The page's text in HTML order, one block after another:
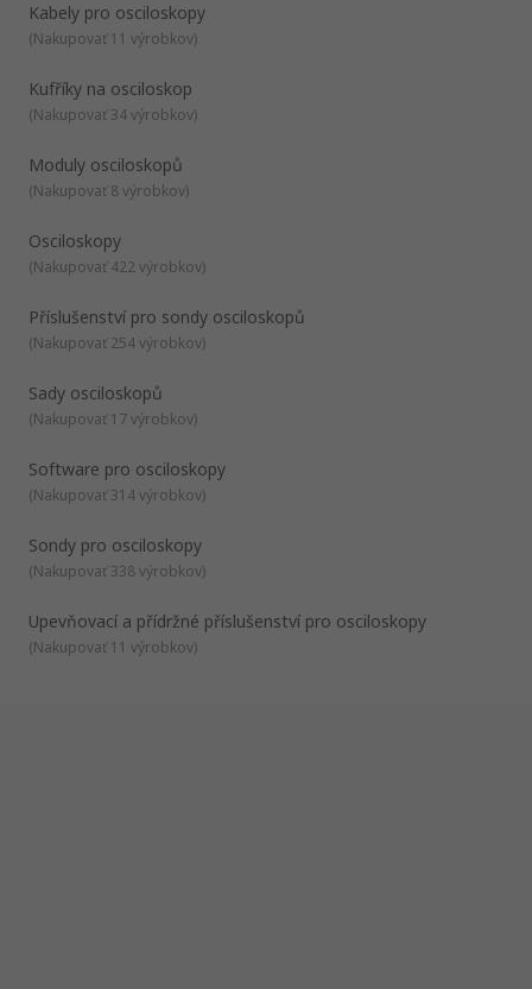
Kabely pro osciloskopy
(Nakupovať 11 výrobkov)
Kufříky na osciloskop
(Nakupovať 34 výrobkov)
Moduly osciloskopů
(Nakupovať 8 výrobkov)
Osciloskopy
(Nakupovať 422 výrobkov)
Příslušenství pro sondy osciloskopů
(Nakupovať 254 výrobkov)
Sady osciloskopů
(Nakupovať 17 výrobkov)
Software pro osciloskopy
(Nakupovať 314 výrobkov)
Sondy pro osciloskopy
(Nakupovať 338 výrobkov)
Upevňovací a přídržné příslušenství pro osciloskopy
(Nakupovať 11 výrobkov)